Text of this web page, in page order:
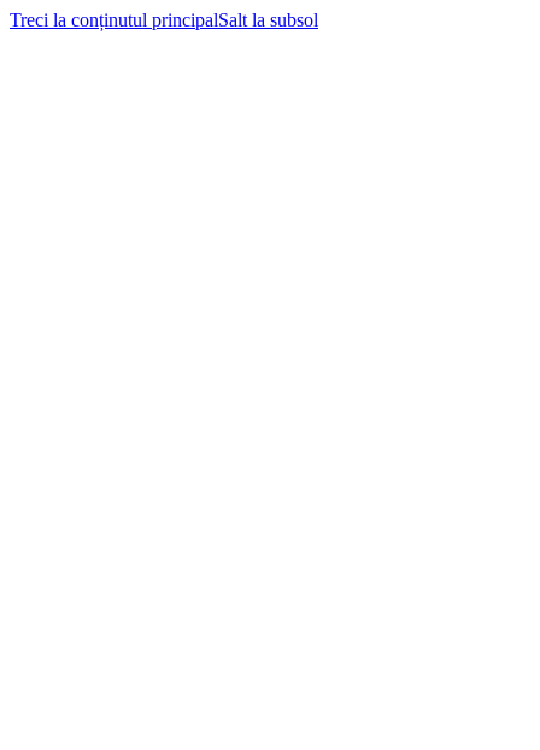
Treci la conținutul principalSalt la subsol